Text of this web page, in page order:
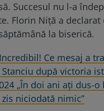
Succesul nu l-a
Florin Niță a declarat
la biserică.
Incredibil! Ce mesaj a
după victoria
„În doi ani ați dus-
niciodată nimic”